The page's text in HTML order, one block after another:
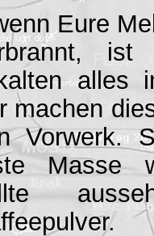
Eure
alles
machen
Vorwerk.
Masse